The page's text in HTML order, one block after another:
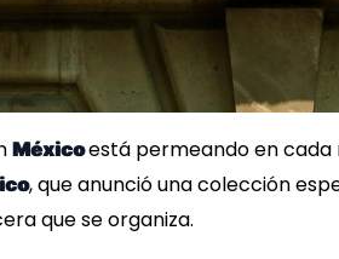
Méxicoestá permeando en cada
, que anunció una colección
que se organiza.